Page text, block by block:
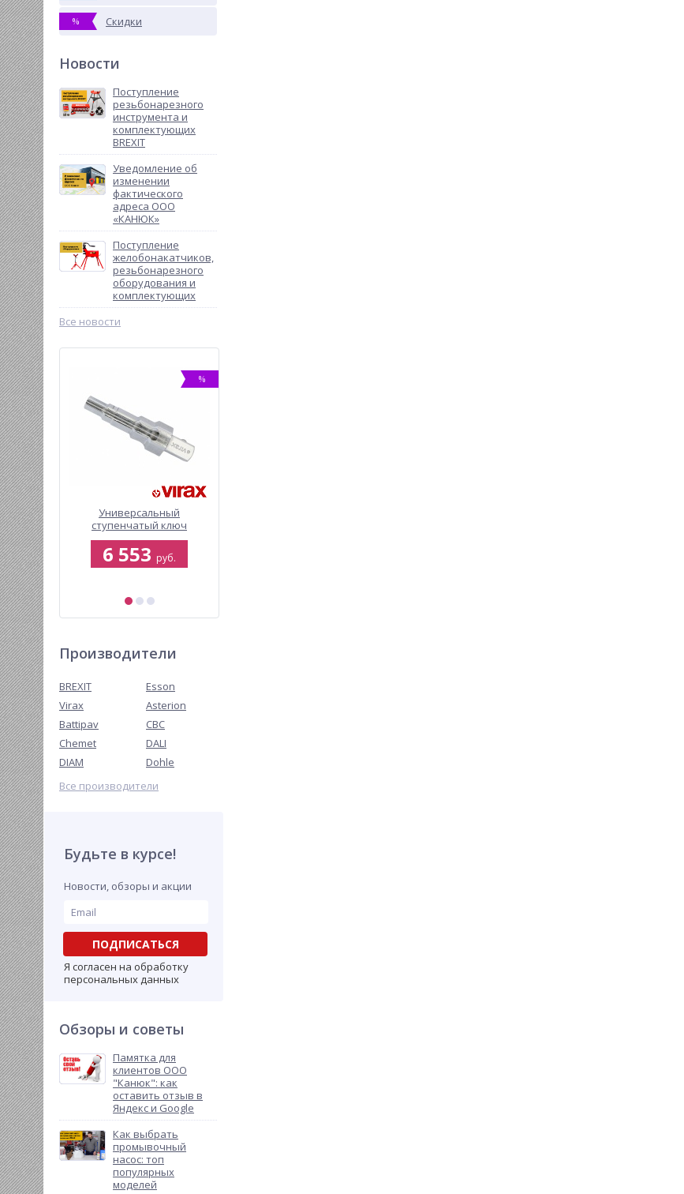
% Скидки
Новости
Поступление
резьбонарезного
инструмента и
комплектующих
BREXIT
Уведомление об
изменении
фактического
адреса ООО
«КАНЮК»
Поступление
желобонакатчиков,
резьбонарезного
оборудования и
комплектующих
Все новости
-13%
клупп
руб.
%
Универсальный
ступенчатый ключ
американка Virax
6 553 руб.
Производители
BREXIT
Esson
Virax
Asterion
Battipav
CBC
Chemet
DALI
DIAM
Dohle
Все производители
Будьте в курсе!
Новости, обзоры и акции
ПОДПИСАТЬСЯ
Я согласен на обработку
персональных данных
Обзоры и советы
Памятка для
клиентов ООО
"Канюк": как
оставить отзыв в
Яндекс и Google
Как выбрать
промывочный
насос: топ
популярных
моделей